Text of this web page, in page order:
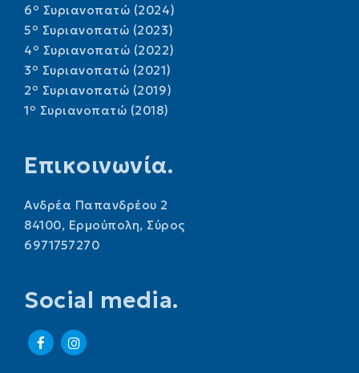
6o Συριανοπατώ (2024)
5o Συριανοπατώ (2023)
4o Συριανοπατώ (2022)
3o Συριανοπατώ (2021)
2o Συριανοπατώ (2019)
1o Συριανοπατώ (2018)
Επικοινωνία.
Ανδρέα Παπανδρέου 2
84100, Ερμούπολη, Σύρος
6971757270
Social media.